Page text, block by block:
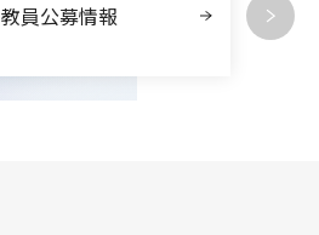
教員公募情報